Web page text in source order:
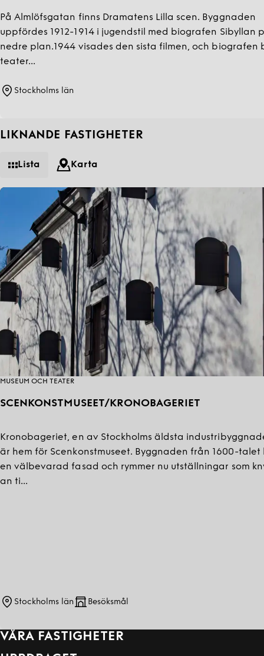
På Almlöfsgatan finns Dramatens Lilla scen. Byggnaden
uppfördes 1912-1914 i jugendstil med biografen Sibyllan
nedre plan.1944 visades den sista filmen, och biografen
teater...
Stockholms län
LIKNANDE FASTIGHETER
Lista Karta
MUSEUM OCH TEATER
SCENKONST­MUSEET/KRONOBAGERIET
Kronobageriet, en av Stockholms äldsta
är hem för Scenkonstmuseet. Byggnaden från 1600-talet
en välbevarad fasad och rymmer nu utställningar som
an ti...
Stockholms län Besöksmål
VÅRA FASTIGHETER